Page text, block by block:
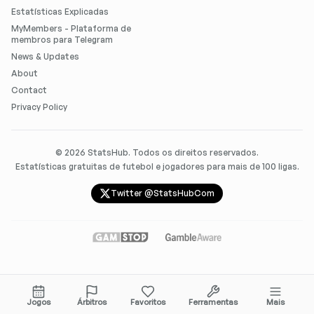
Estatísticas Explicadas
MyMembers - Plataforma de
membros para Telegram
News & Updates
About
Contact
Privacy Policy
© 2026 StatsHub. Todos os direitos reservados.
Estatísticas gratuitas de futebol e jogadores para mais de 100 ligas.
Twitter @StatsHubCom
Jogos Árbitros Favoritos Ferramentas Mais